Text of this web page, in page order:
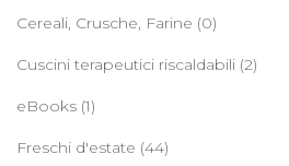
Cereali, Crusche, Farine (0)
Cuscini terapeutici riscaldabili (2)
eBooks (1)
Freschi d'estate (44)